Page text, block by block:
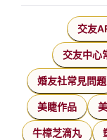
交友
交友中心
婚友社常見問題
美睫作品
牛樟芝滴丸